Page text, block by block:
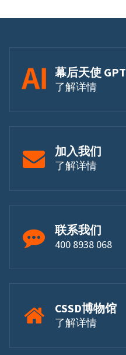
幕后天使 GPT
了解详情
加入我们
了解详情
联系我们
400 8938 068
CSSD博物馆
了解详情